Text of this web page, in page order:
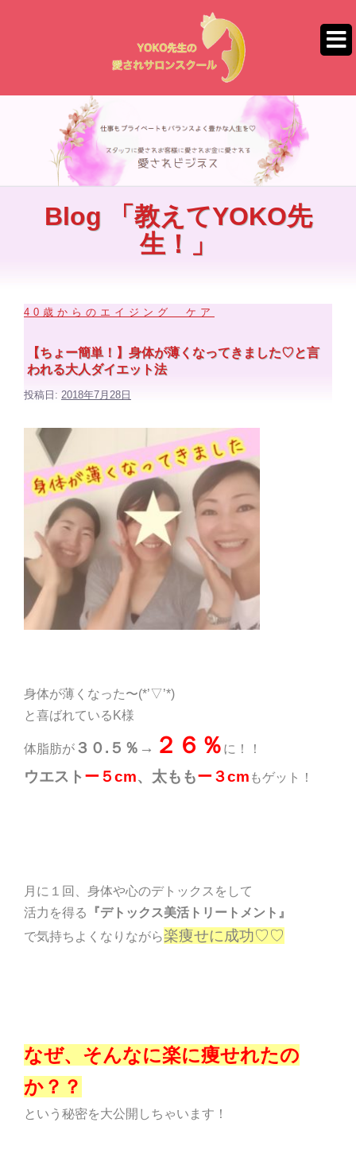
ツ
Blog 「教えてYOKO先
生！」
40歳からのエイジング ケア
【ちょー簡単！】身体が薄くなってきました♡と言
われる大人ダイエット法
投稿日: 2018年7月28日
身体が薄くなった〜(*’▽’*)
と喜ばれているK様
体脂肪が ３０.５％→ ２６％ に！！
ウエストー５cm、太ももー３cm もゲット！
月に１回、身体や心のデトックスをして
活力を得る
『デトックス美活トリートメント』
で気持ちよくなりながら楽痩せに成功♡♡
なぜ、そんなに楽に痩せれたの
か？？
という秘密を大公開しちゃいます！